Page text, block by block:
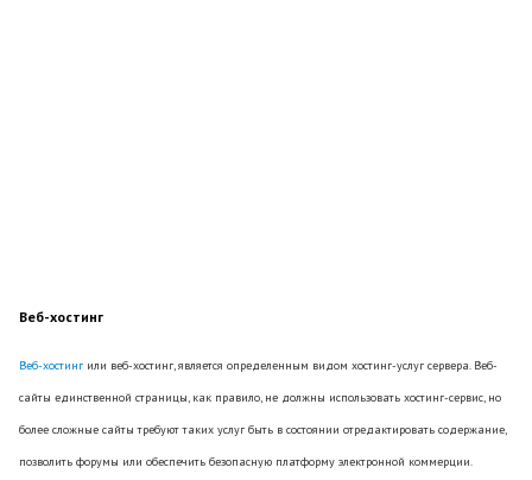
Веб-хостинг
Веб-хостинг или веб-хостинг, является определенным видом хостинг-услуг сервера. Веб-
сайты единственной страницы, как правило, не должны использовать хостинг-сервис, но
более сложные сайты требуют таких услуг быть в состоянии отредактировать содержание,
позволить форумы или обеспечить безопасную платформу электронной коммерции.